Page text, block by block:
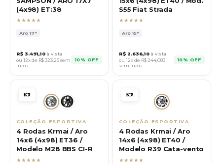
(4x98) ET:38
★★★★★
Aro17"
R$ 3.491,10 à vista
ou 12x de R$323,25sem
juros
10% OFF
S55 Fiat Strada
★★★★★
Aro15"
R$ 2.636,10 à vista
ou 12x de R$ 244,083
sem juros
10% OFF
COLEÇÃO ESPORTIVA
4 Rodas Krmai / Aro
14x6 (4x98) ET36 /
Modelo M28 BBS CI-R
★★★★★
COLEÇÃO ESPORTIVA
4 Rodas Krmai / Aro
14x6 (4x98) ET40 /
Modelo R39 Cata-vento
★★★★★